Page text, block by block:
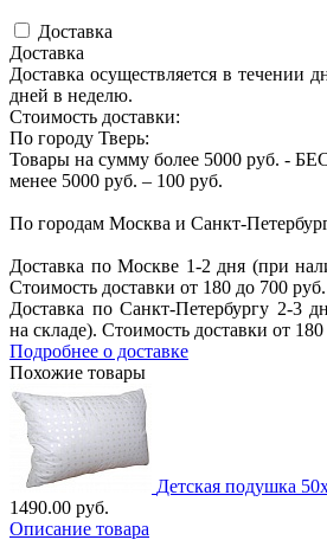
Доставка
Доставка
Доставка осуществляется в течении
дней в неделю.
Стоимость доставки:
По городу Тверь:
Товары на сумму более 5000 руб. -
менее 5000 руб. – 100 руб.
По городам Москва и Санкт-
Доставка по Москве 1-2 дня (при
Стоимость доставки от 180 до 700 руб.
Доставка по Санкт-Петербургу 2-3
на складе). Стоимость доставки от
Подробнее о доставке
Похожие товары
Детская подушка
1490.00 руб.
Описание товара